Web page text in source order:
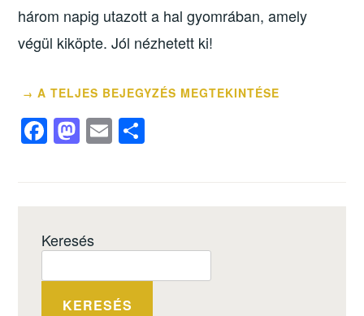
három napig utazott a hal gyomrában, amely
végül kiköpte. Jól nézhetett ki!
→ A TELJES BEJEGYZÉS MEGTEKINTÉSE
F
b
o
o
M
d
o
n
E
e
g
Keresés
KERESÉS